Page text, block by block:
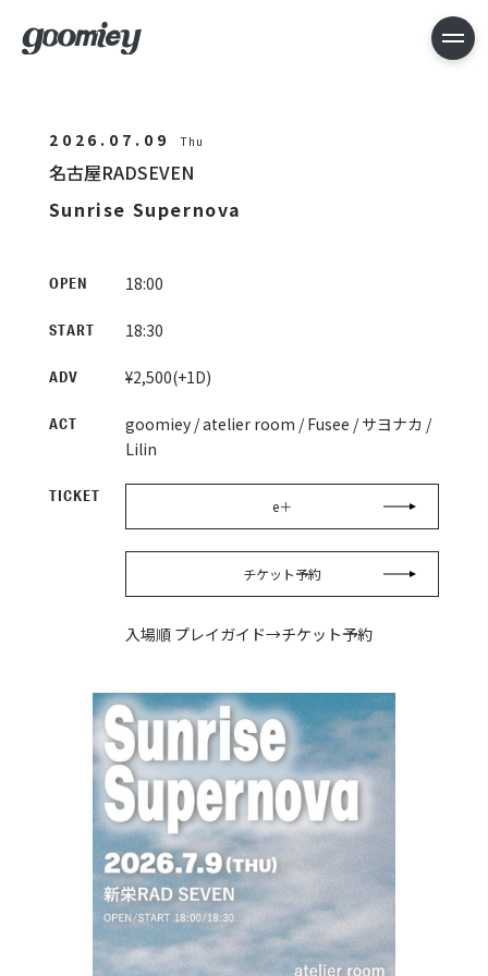
2026.07.09 Thu
名古屋RADSEVEN
Sunrise Supernova
OPEN 18:00
START 18:30
ADV ¥2,500(+1D)
ACT
goomiey / atelier room / Fusee / サヨナカ /
Lilin
TICKET
e＋
チケット予約
入場順 プレイガイド→チケット予約